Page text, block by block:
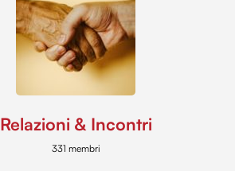
Relazioni & Incontri
331 membri